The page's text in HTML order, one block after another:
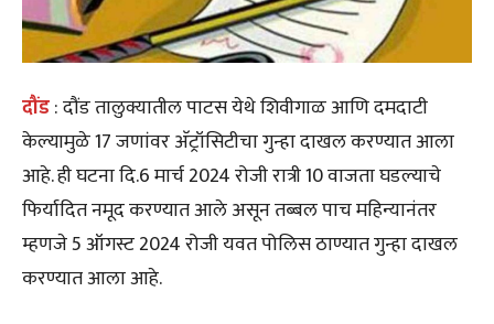
दौंड: दौंड तालुक्यातील पाटस येथे शिवीगाळ आणि दमदाटी
केल्यामुळे 17 जणांवर अ‍ॅट्रॉसिटीचा गुन्हा दाखल करण्यात आला
आहे. ही घटना दि.6 मार्च 2024 रोजी रात्री 10 वाजता घडल्याचे
फिर्यादित नमूद करण्यात आले असून तब्बल पाच महिन्यानंतर
म्हणजे 5 ऑगस्ट 2024 रोजी यवत पोलिस ठाण्यात गुन्हा दाखल
करण्यात आला आहे.